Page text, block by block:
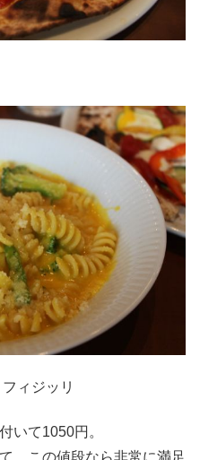
ィジッリ
いて1050円。